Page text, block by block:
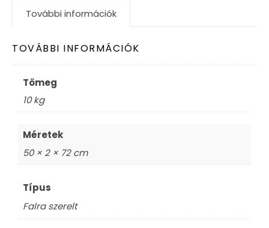
További információk
TOVÁBBI INFORMÁCIÓK
Tömeg
10 kg
Méretek
50 × 2 × 72 cm
Típus
Falra szerelt